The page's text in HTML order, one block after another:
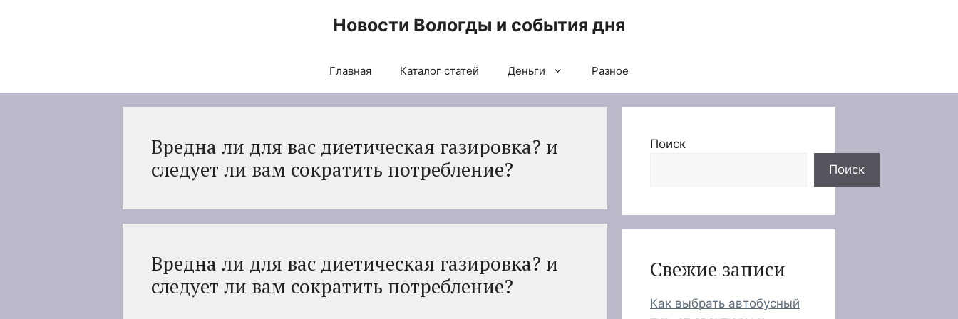
Новости Вологды и события дня
Главная Каталог статей Деньги Разное
Вредна ли для вас диетическая газировка? и
следует ли вам сократить потребление?
Вредна ли для вас диетическая газировка? и
следует ли вам сократить потребление?
Поиск
Поиск
Свежие записи
Как выбрать автобусный